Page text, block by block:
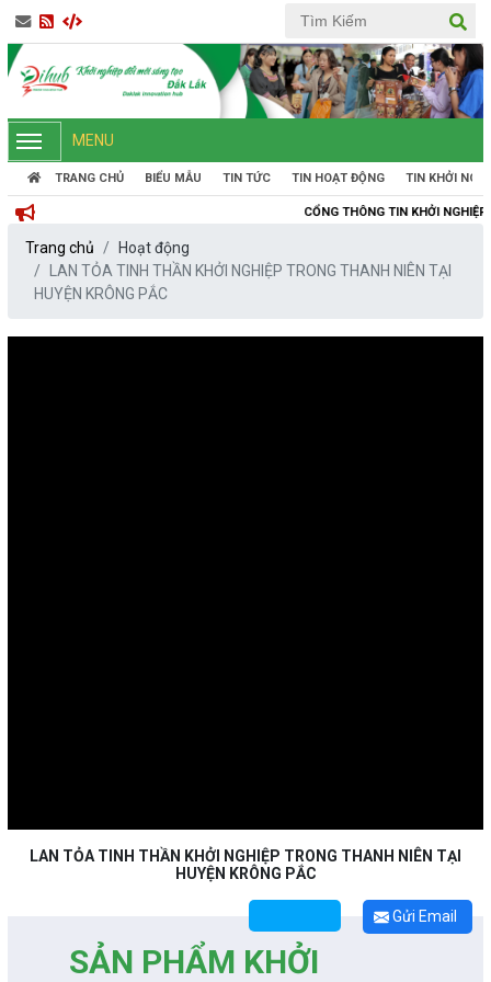
MENU
TRANG CHỦ BIỂU MẪU TIN TỨC TIN HOẠT ĐỘNG TIN KHỞI
CỔNG THÔNG TIN KHỞI NGHIỆP ĐỔI MỚI
Trang chủ
Hoạt động
LAN TỎA TINH THẦN KHỞI NGHIỆP TRONG THANH NIÊN TẠI
HUYỆN KRÔNG PẮC
LAN TỎA TINH THẦN KHỞI NGHIỆP TRONG THANH NIÊN TẠI
HUYỆN KRÔNG PẮC
Gửi Email
SẢN PHẨM KHỞI